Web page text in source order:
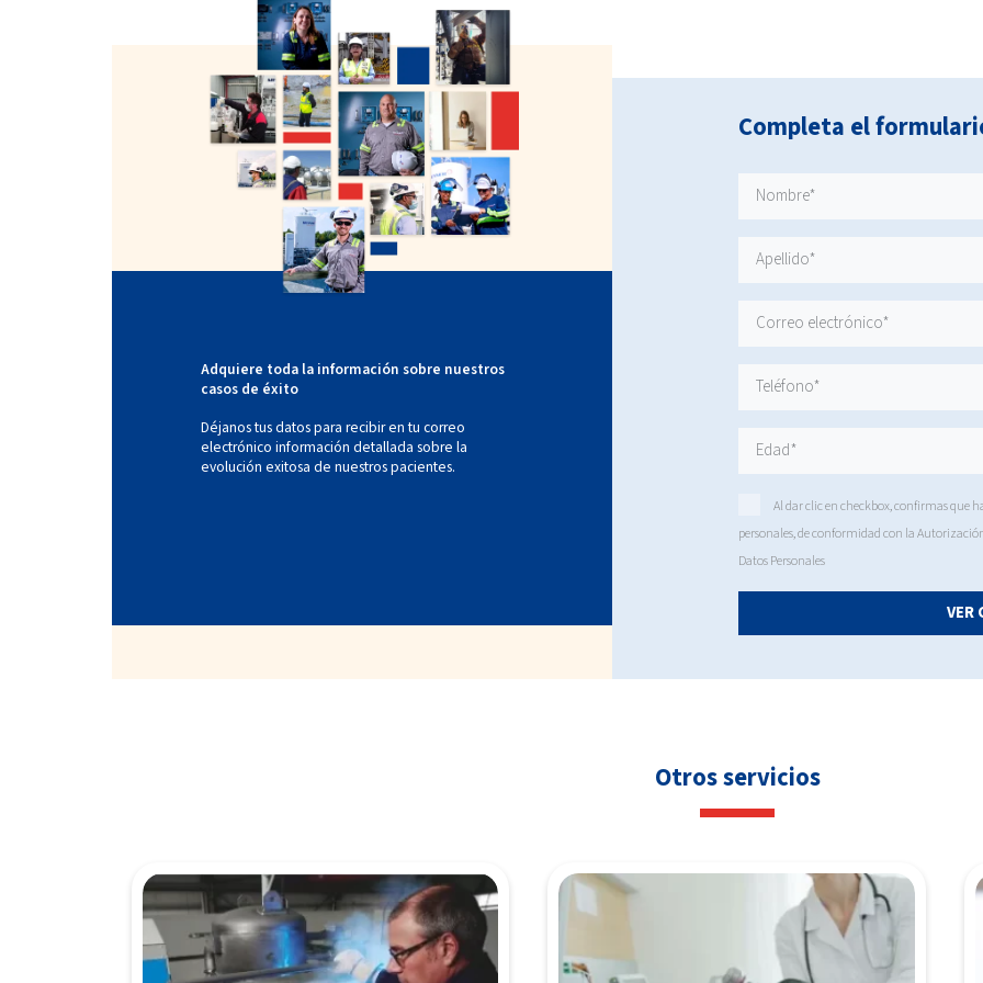
Adquiere toda la información sobre nuestros
casos de éxito
Déjanos tus datos para recibir en tu correo
electrónico información detallada sobre la
evolución exitosa de nuestros pacientes.
Completa el
Al dar clic en checkbox, confirmas que
personales, de conformidad con la
Datos Personales
VER
Otros servicios